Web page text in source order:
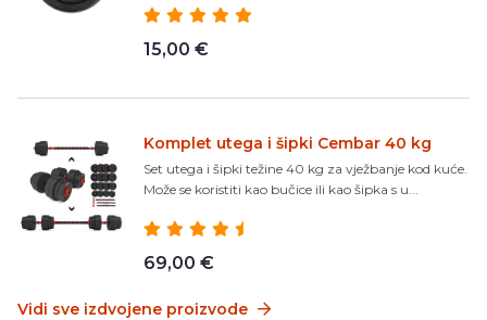
15,00 €
Komplet utega i šipki Cembar 40 kg
Set utega i šipki težine 40 kg za vježbanje kod kuće.
Može se koristiti kao bučice ili kao šipka s u...
69,00 €
Vidi sve izdvojene proizvode